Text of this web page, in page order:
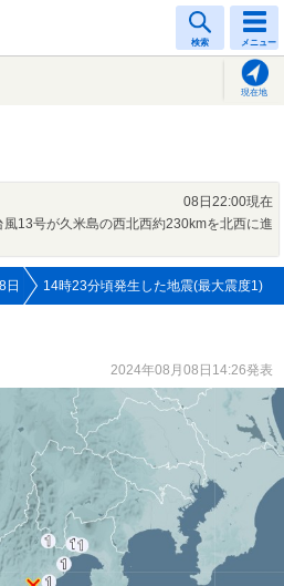
検索 メニュー
現在地
08日22:00現在
風13号が久米島の西北西約230kmを北西に進
日 14時23分頃発生した地震(最大震度1)
2024年08月08日14:26発表